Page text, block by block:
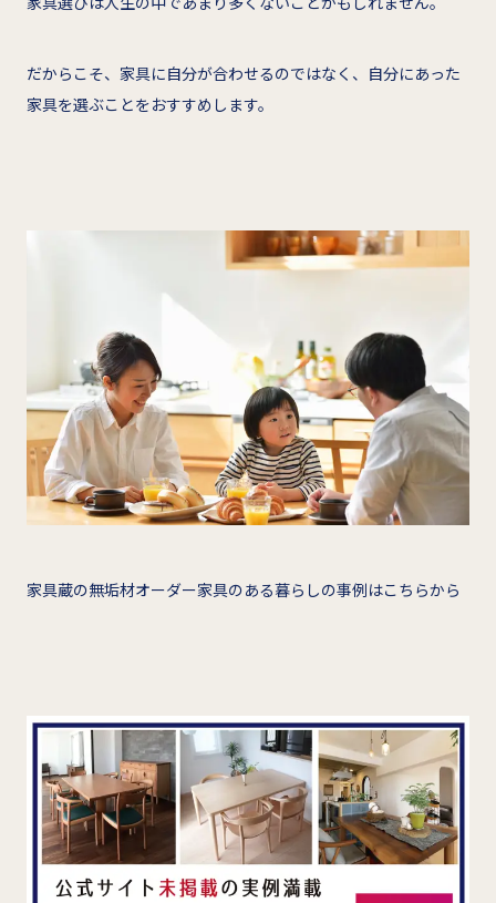
だからこそ、家具に自分が合わせるのではなく、自分にあった
家具を選ぶことをおすすめします。
家具蔵の無垢材オーダー家具のある暮らしの事例はこちらから